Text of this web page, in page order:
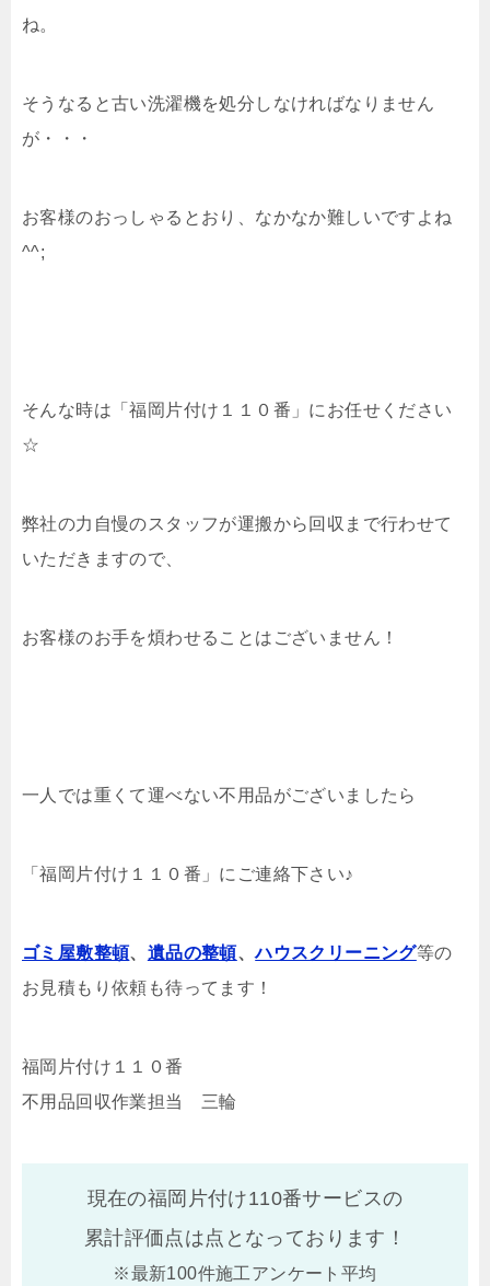
ね。
そうなると古い洗濯機を処分しなければなりません
が・・・
お客様のおっしゃるとおり、なかなか難しいですよね
^^;
そんな時は「福岡片付け１１０番」にお任せください
☆
弊社の力自慢のスタッフが運搬から回収まで行わせて
いただきますので、
お客様のお手を煩わせることはございません！
一人では重くて運べない不用品がございましたら
「福岡片付け１１０番」にご連絡下さい♪
ゴミ屋敷整頓、 遺品の整頓、ハウスクリーニング等の
お見積もり依頼も待ってます！
福岡片付け１１０番
不用品回収作業担当 三輪
現在の福岡片付け110番サービスの
累計評価点は点となっております！
※最新100件施工アンケート平均